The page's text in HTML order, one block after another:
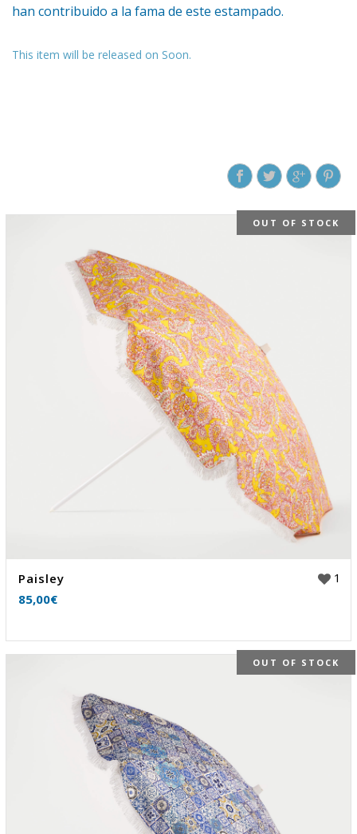
han contribuido a la fama de este estampado.
This item will be released on Soon.
OUT OF STOCK
1
Paisley
85,00€
OUT OF STOCK